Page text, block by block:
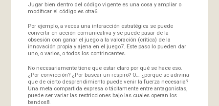
Jugar bien dentro del código vigente es una cosa y ampliar o
modificar el código es otra6.
Por ejemplo, a veces una interacción estratégica se puede
convertir en acción comunicativa y se puede pasar de la
obsesión con ganar el juego a la valoración (crítica) de la
innovación propia y ajena en el juego7. Este paso lo pueden dar
uno, o varios, o todos los contrincantes.
No necesariamente tiene que estar claro por qué se hace eso.
¿Por convicción? ¿Por buscar un respiro? O… ¿porque se adivina
que de cierto desprendimiento puede venir la fuerza necesaria?
Una meta compartida expresa o tácitamente entre antagonistas,
puede ser variar las restricciones bajo las cuales operan los
bandos8.